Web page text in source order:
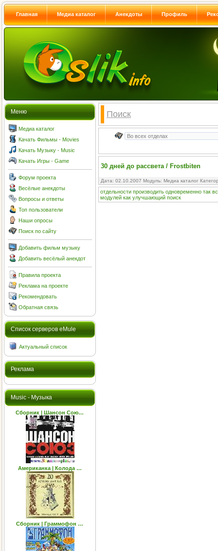
Главная Медиа каталог Анекдоты Профиль
Меню
Медиа каталог
Качать Фильмы - Movies
Качать Музыку - Music
Качать Игры - Game
Форум проекта
Весёлые анекдоты
Вопросы и ответы
Топ пользователи
Наши опросы
Поиск по сайту
Добавить фильм музыку
Добавить весёлый анекдот
Правила проекта
Реклама на проекте
Рекомендовать
Обратная связь
Cписок серверов eMule
Актуальный список
Реклама
Music - Музыка
Сборник | Шансон Сою…
Американка | Колода …
Сборник | Граммофон …
Поиск
30 дней до рассвета / Frostbiten
Дата: 02.10.2007 Модуль: Медиа каталог
отдельности производить одновременно так
модулей как улучшающий поиск